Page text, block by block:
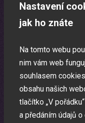
Nastavení
jak ho znáte
Na tomto webu
nim vám web
souhlasem
obsahu našich
tlačítko „V
a předáním údajů